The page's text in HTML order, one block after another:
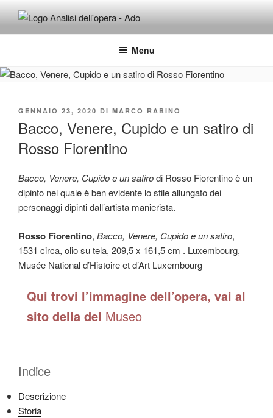
contenutoADO ANALISI DELL'OPERA
Osservare le opere d'arte per capirle e imparare ad amarle
Menu
PUBBLICATO
GENNAIO 23, 2020 DI MARCO RABINO
Bacco, Venere, Cupido e un satiro di
Rosso Fiorentino
Bacco, Venere, Cupido e un satirodi Rosso Fiorentino è un
dipinto nel quale è ben evidente lo stile allungato dei
personaggi dipinti dall’artista manierista.
Rosso Fiorentino, Bacco, Venere, Cupido e un satiro,
1531 circa, olio su tela, 209,5 x 161,5 cm . Luxembourg,
Musée National d’Histoire et d’Art Luxembourg
Qui trovi l’immagine dell’opera, vai al
sito della del Museo
Indice
Descrizione
Storia